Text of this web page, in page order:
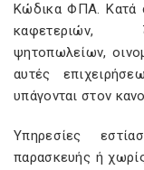
Κώδικα ΦΠΑ. Κατά
καφετεριών,
ψητοπωλείων,
αυτές
υπάγονται στον
Υπηρεσίες
παρασκευής ή